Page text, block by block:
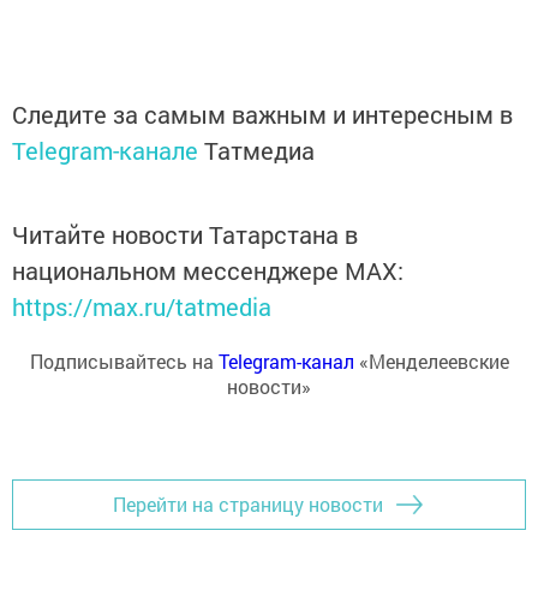
Следите за самым важным и интересным в
Telegram-канале Татмедиа
Читайте новости Татарстана в
национальном мессенджере MАХ:
https://max.ru/tatmedia
Подписывайтесь на Telegram-канал «Менделеевские
новости»
Перейти на страницу новости